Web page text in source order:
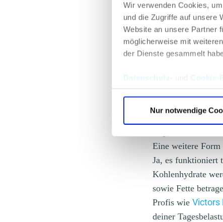
Wir verwenden Cookies,
und die Zugriffe auf unsere
Website an unsere Partner
möglicherweise mit
der Dienste gesammelt
Datenschutz Cookie-
Nur notwendige
Strunz-Diät
Glyx-Diät
Logi-Methode
Montignac-
Last.Proteine und
eine Zufuhr von
Eine weitere
Ja, es funktioniert
Kohlenhydrate
sowie Fette
Profis wie Victors
deiner